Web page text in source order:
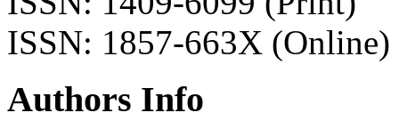
ISSN: 1857-663X (Online)
Authors Info